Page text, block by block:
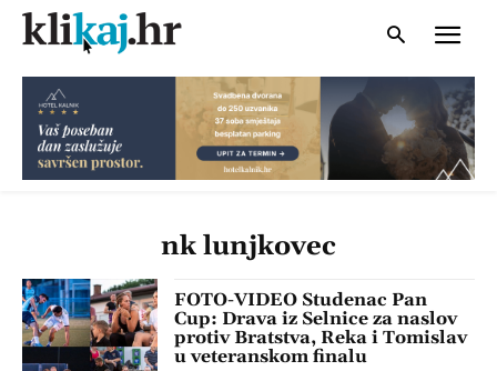
nk lunjkovec
FOTO-VIDEO Studenac Pan
Cup: Drava iz Selnice za naslov
protiv Bratstva, Reka i Tomislav
u veteranskom finalu